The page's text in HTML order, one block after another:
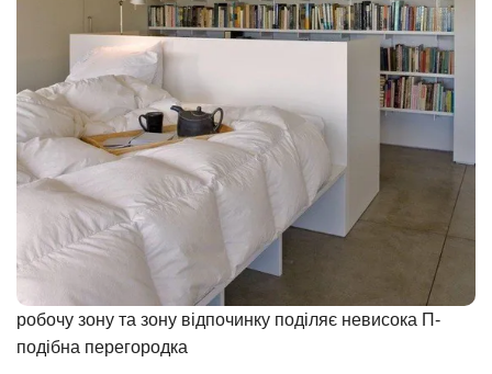
робочу зону та зону відпочинку поділяє невисока П-
подібна перегородка